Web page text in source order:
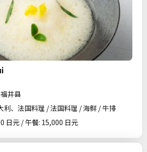
井县
利、法国料理 / 法国料理 / 海鲜 / 牛排
日元 / 午餐: 15,000 日元